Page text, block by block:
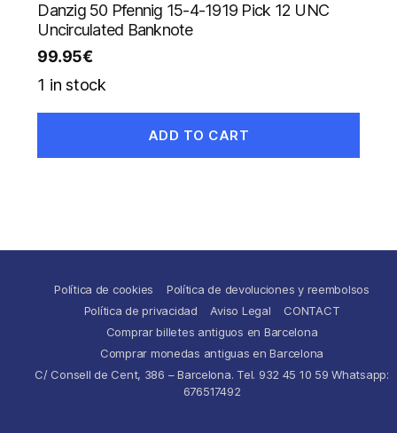
Danzig 50 Pfennig 15-4-1919 Pick 12 UNC
Uncirculated Banknote
99.95€
1 in stock
ADD TO CART
Política de cookies
Política de devoluciones y reembolsos
Política de privacidad
Aviso Legal
CONTACT
Comprar billetes antiguos en Barcelona
Comprar monedas antiguas en Barcelona
C/ Consell de Cent, 386 – Barcelona. Tel. 932 45 10 59 Whatsapp:
676517492